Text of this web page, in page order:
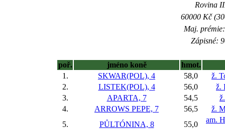
Rovina
60000 Kč
Maj.
Zápisné:
poř. jméno koně
hmot.
1.
SKWAR(POL), 4 58,0
ž.
2.
LISTEK(POL), 4 56,0
ž.
3.
APARTA, 7 54,5
4.
ARROWS PEPE, 7 56,5
ž.
5.
PŮLTÓNINA, 8 55,0
am.